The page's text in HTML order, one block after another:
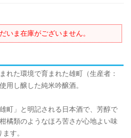
いま在庫がございません。
れた環境で育まれた雄町（生産者：
用し醸した純米吟醸酒。
町」と明記される日本酒で、芳醇で
橘類のようなほろ苦さが心地よい味
す。